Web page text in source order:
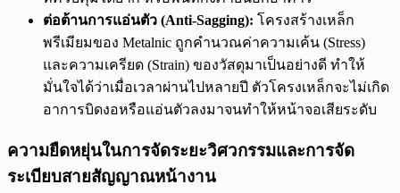
ต่อต้านการแอ่นตัว (Anti-Sagging): โครงสร้างเหล็ก
พรีเมียมของ Metalnic ถูกคำนวณค่าความเค้น (Stress)
และความเครียด (Strain) ของวัสดุมาเป็นอย่างดี ทำให้
มั่นใจได้ว่าเมื่อเวลาผ่านไปหลายปี ตัวโครงเหล็กจะไม่เกิด
อาการบิดงอหรือแอ่นตัวลงมาจนทำให้หน้าจอเสียระดับ
ความยืดหยุ่นในการจัดระยะวิศวกรรมและการจัด
ระเบียบสายสัญญาณหน้างาน